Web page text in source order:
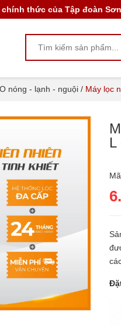
thức của Tập đoàn
nóng - lạnh - nguội / Máy lọc
Hà 3 chức năng N - L - N 9
L